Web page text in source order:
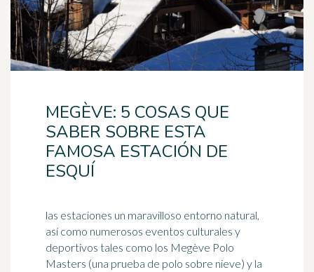
MEGÈVE: 5 COSAS QUE
SABER SOBRE ESTA
FAMOSA ESTACIÓN DE
ESQUÍ
las estaciones un maravilloso entorno natural,
así como numerosos eventos culturales y
deportivos tales como los Megève Polo
Masters (una prueba de polo sobre nieve) y la